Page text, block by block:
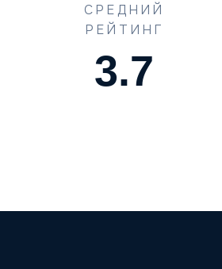
СРЕДНИЙ
РЕЙТИНГ
4.5